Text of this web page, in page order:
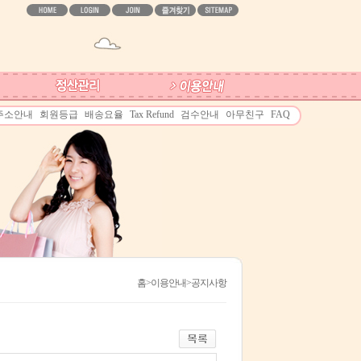
소안내 회원등급 배송요율 Tax Refund 검수안내 아무친구 FAQ
홈>이용안내>공지사항